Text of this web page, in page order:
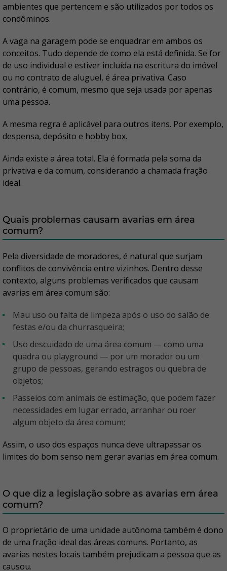
ambientes que pertencem e são utilizados por todos os
condôminos.
A vaga na garagem pode se enquadrar em ambos os
conceitos. Tudo depende de como ela está definida. Se for
de uso individual e estiver incluída na escritura do imóvel
ou no contrato de aluguel, é área privativa. Caso
contrário, é comum, mesmo que seja usada por apenas
uma pessoa.
A mesma regra é aplicável para outros itens. Por exemplo,
despensa, depósito e hobby box.
Ainda existe a área total. Ela é formada pela soma da
privativa e da comum, considerando a chamada fração
ideal.
Quais problemas causam avarias em área
comum?
Pela diversidade de moradores, é natural que surjam
conflitos de convivência entre vizinhos. Dentro desse
contexto, alguns problemas verificados que causam
avarias em área comum são:
Mau uso ou falta de limpeza após o uso do salão de
festas e/ou da churrasqueira;
Uso descuidado de uma área comum — como uma
quadra ou playground — por um morador ou um
grupo de pessoas, gerando estragos ou quebra de
objetos;
Passeios com animais de estimação, que podem fazer
necessidades em lugar errado, arranhar ou roer
algum objeto da área comum;
Assim, o uso dos espaços nunca deve ultrapassar os
limites do bom senso nem gerar avarias em área comum.
O que diz a legislação sobre as avarias em área
comum?
O proprietário de uma unidade autônoma também é dono
de uma fração ideal das áreas comuns. Portanto, as
avarias nestes locais também prejudicam a pessoa que as
causou.